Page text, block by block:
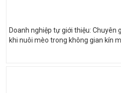
Doanh nghiệp tự giới thiệu: Chuyên
khi nuôi mèo trong không gian kín